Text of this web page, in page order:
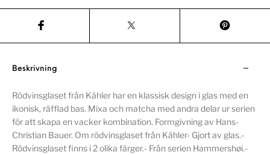
Beskrivning
Rödvinsglaset från Kähler har en klassisk design i glas med en
ikonisk, räfflad bas. Mixa och matcha med andra delar ur serien
för att skapa en vacker kombination. Formgivning av Hans-
Christian Bauer. Om rödvinsglaset från Kähler- Gjort av glas.-
Rödvinsglaset finns i 2 olika färger.- Från serien Hammershøi.-